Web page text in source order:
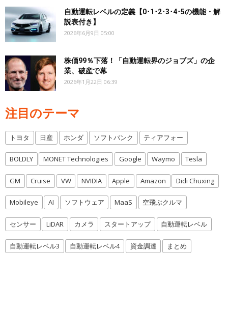
自動運転レベルの定義【0･1･2･3･4･5の機能・解
説表付き】
2026年6月9日 05:00
株価99％下落！「自動運転界のジョブズ」の企
業、破産で幕
2026年1月22日 06:39
注目のテーマ
トヨタ 日産 ホンダ ソフトバンク ティアフォー
BOLDLY MONET Technologies Google Waymo Tesla
GM Cruise VW NVIDIA Apple Amazon Didi Chuxing
Mobileye AI ソフトウェア MaaS 空飛ぶクルマ
センサー LiDAR カメラ スタートアップ 自動運転レベル
自動運転レベル3 自動運転レベル4 資金調達 まとめ